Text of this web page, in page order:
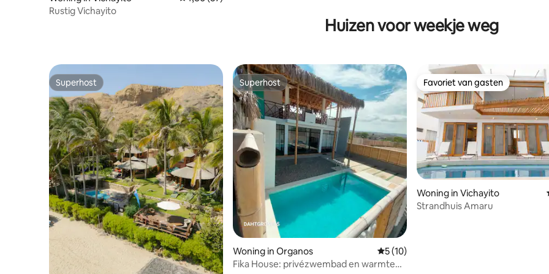
Rustig Vichayito
Huizen voor weekje weg
Superhost
Superhost Superhost
Superhost
Woning in Organos Gemiddelde beoordeling van 5 uit 5, 10
5 (10)
Fika House: privézwembad en warmte
Favoriet van gasten
Favoriet van gasten
Woning in Vichayito
Strandhuis Amaru